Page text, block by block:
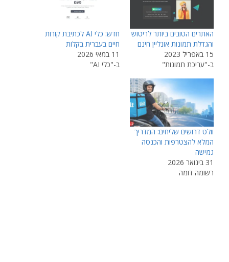
האתרים הטובים ביותר לריטוש
והגדלת תמונות אונליין חינם
15 באפריל 2023
ב-"עריכת תמונות"
חדש: כלי AI לכתיבת קורות
חיים בעברית בקלות
11 במאי 2026
ב-"כלי AI"
וולט דרושים שליחים: המדריך
המלא להצטרפות והכנסה
גמישה
31 בינואר 2026
רשומה דומה